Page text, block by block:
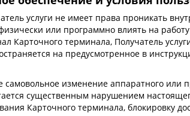
услуги не имеет права проникать
или программно влиять на
Карточного терминала, Получатель
на предусмотренное в
самовольное изменение аппаратного или
существенным нарушением
Карточного терминала, блокировку